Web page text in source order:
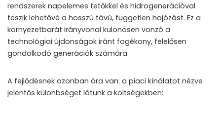
rendszerek napelemes tetőkkel és hidrogenerációval
teszik lehetővé a hosszú távú, független hajózást. Ez a
környezetbarát irányvonal különösen vonzó a
technológiai újdonságok iránt fogékony, felelősen
gondolkodó generációk számára.
A fejlődésnek azonban ára van: a piaci kínálatot nézve
jelentős különbséget látunk a költségekben: